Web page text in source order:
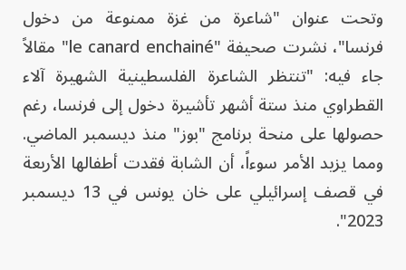
وتحت عنوان "شاعرة من غزة ممنوعة من دخول
فرنسا"، نشرت صحيفة "le canard enchainé" مقالاً
جاء فيه: "تنتظر الشاعرة الفلسطينية الشهيرة آلاء
القطراوي منذ ستة أشهر تأشيرة دخول إلى فرنسا، رغم
حصولها على منحة برنامج "بوز" منذ ديسمبر الماضي.
ومما يزيد الأمر سوءاً، أن الشابة فقدت أطفالها الأربعة
في قصف إسرائيلي على خان يونس في 13 ديسمبر
2023".